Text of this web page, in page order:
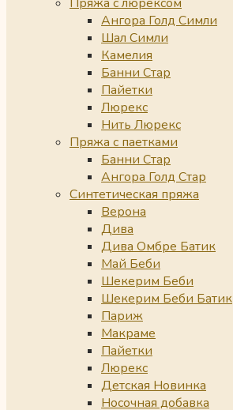
Ангора Голд Симли
Шал Симли
Камелия
Банни Стар
Пайетки
Люрекс
Нить Люрекс
Пряжа с паетками
Банни Стар
Ангора Голд Стар
Синтетическая пряжа
Верона
Дива
Дива Омбре Батик
Май Беби
Шекерим Беби
Шекерим Беби Батик
Париж
Макраме
Пайетки
Люрекс
Детская Новинка
Носочная добавка